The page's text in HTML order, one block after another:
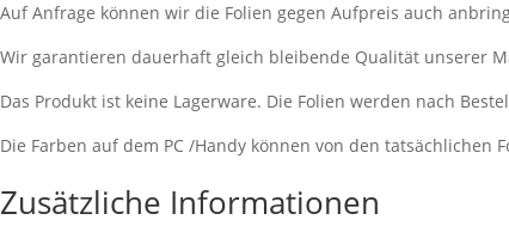
Auf Anfrage können wir die Folien gegen Aufpreis auch
Wir garantieren dauerhaft gleich bleibende Qualität unserer
Das Produkt ist keine Lagerware. Die Folien werden nach
Die Farben auf dem PC /Handy können von den tatsächlichen
Zusätzliche Informationen